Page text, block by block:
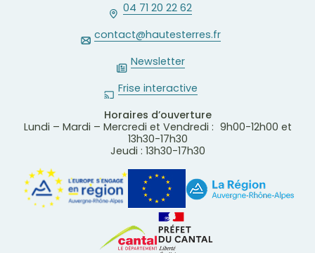
04 71 20 22 62
contact@hautesterres.fr
Newsletter
Frise interactive
Horaires d’ouverture
Lundi – Mardi – Mercredi et Vendredi : 9h00-12h00 et
13h30-17h30
Jeudi : 13h30-17h30